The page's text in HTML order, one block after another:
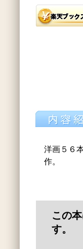
洋画５６
作。
この
す。